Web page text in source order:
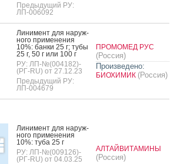
Предыдущий РУ:
ЛП-006092
Ли­нимент для на­руж­
но­го при­мене­ния
10%: бан­ки 25 г; ту­бы
25 г, 50 г или 100 г
РУ: ЛП-№(004182)-
(РГ-RU) от 27.12.23
Предыдущий РУ:
ЛП-004679
ПРОМОМЕД РУС
(Россия)
Произведено:
БИОХИМИК (Россия)
Ли­нимент для на­руж­
но­го при­мене­ния
10%: ту­ба 25 г
РУ: ЛП-№(009126)-
(РГ-RU) от 04.03.25
АЛТАЙВИТАМИНЫ
(Россия)